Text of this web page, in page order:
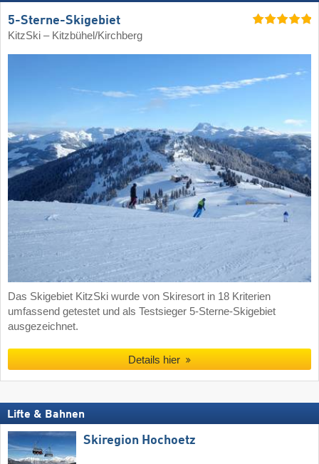
5-Sterne-Skigebiet
KitzSki – Kitzbühel/​Kirchberg
Das Skigebiet KitzSki wurde von Skiresort in 18 Kriterien
umfassend getestet und als Testsieger 5-Sterne-Skigebiet
ausgezeichnet.
Details hier
Lifte & Bahnen
Skiregion Hochoetz